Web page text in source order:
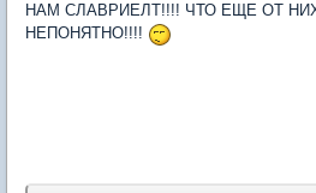
НАМ СЛАВРИЕЛТ!!!! ЧТО ЕЩЕ ОТ
НЕПОНЯТНО!!!!